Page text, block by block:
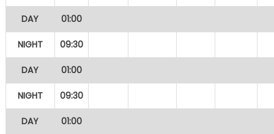
DAY 01:00
NIGHT 09:30
DAY 01:00
NIGHT 09:30
DAY 01:00